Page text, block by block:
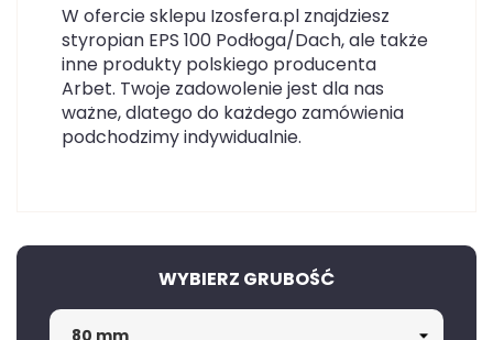
W ofercie sklepu Izosfera.pl znajdziesz
styropian EPS 100 Podłoga/Dach, ale także
inne produkty polskiego producenta
Arbet. Twoje zadowolenie jest dla nas
ważne, dlatego do każdego zamówienia
podchodzimy indywidualnie.
WYBIERZ GRUBOŚĆ